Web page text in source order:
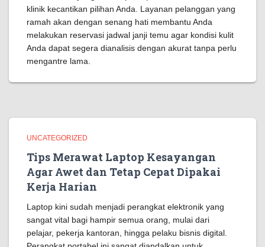
klinik kecantikan pilihan Anda. Layanan pelanggan yang
ramah akan dengan senang hati membantu Anda
melakukan reservasi jadwal janji temu agar kondisi kulit
Anda dapat segera dianalisis dengan akurat tanpa perlu
mengantre lama.
UNCATEGORIZED
Tips Merawat Laptop Kesayangan
Agar Awet dan Tetap Cepat Dipakai
Kerja Harian
Laptop kini sudah menjadi perangkat elektronik yang
sangat vital bagi hampir semua orang, mulai dari
pelajar, pekerja kantoran, hingga pelaku bisnis digital.